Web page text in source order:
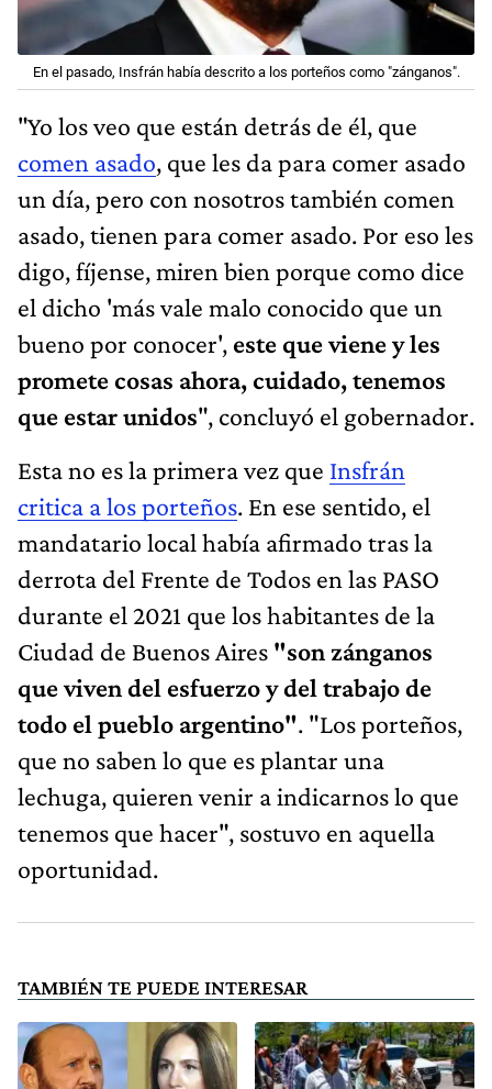
En el pasado, Insfrán había descrito a los porteños como "zánganos".
"Yo los veo que están detrás de él, que
comen asado, que les da para comer asado
un día, pero con nosotros también comen
asado, tienen para comer asado. Por eso les
digo, fíjense, miren bien porque como dice
el dicho 'más vale malo conocido que un
bueno por conocer', este que viene y les
promete cosas ahora, cuidado, tenemos
que estar unidos", concluyó el gobernador.
Esta no es la primera vez que Insfrán
critica a los porteños. En ese sentido, el
mandatario local había afirmado tras la
derrota del Frente de Todos en las PASO
durante el 2021 que los habitantes de la
Ciudad de Buenos Aires "son zánganos
que viven del esfuerzo y del trabajo de
todo el pueblo argentino". "Los porteños,
que no saben lo que es plantar una
lechuga, quieren venir a indicarnos lo que
tenemos que hacer", sostuvo en aquella
oportunidad.
TAMBIÉN TE PUEDE INTERESAR